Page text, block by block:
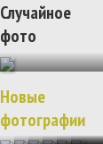
Случайное
фото
Новые
фотографии